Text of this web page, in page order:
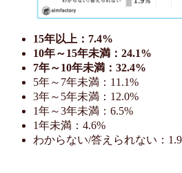
15年以上：7.4%
10年～15年未満：24.1%
7年～10年未満：32.4%
5年～7年未満：11.1%
3年～5年未満：12.0%
1年～3年未満：6.5%
1年未満：4.6%
わからない/答えられない：